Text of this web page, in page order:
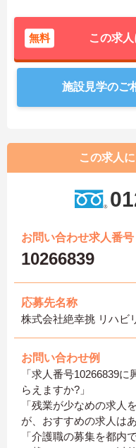
無料 この求
施設見学のご
この求人
お問い合わせ求人番号
10266839
応募先名称
株式会社絶幸挑 リハビ
お問い合わせ例
「求人番号10266839
らえますか?」
「残業が少なめの求人
が、おすすめの求人は
「介護職の募集を都内